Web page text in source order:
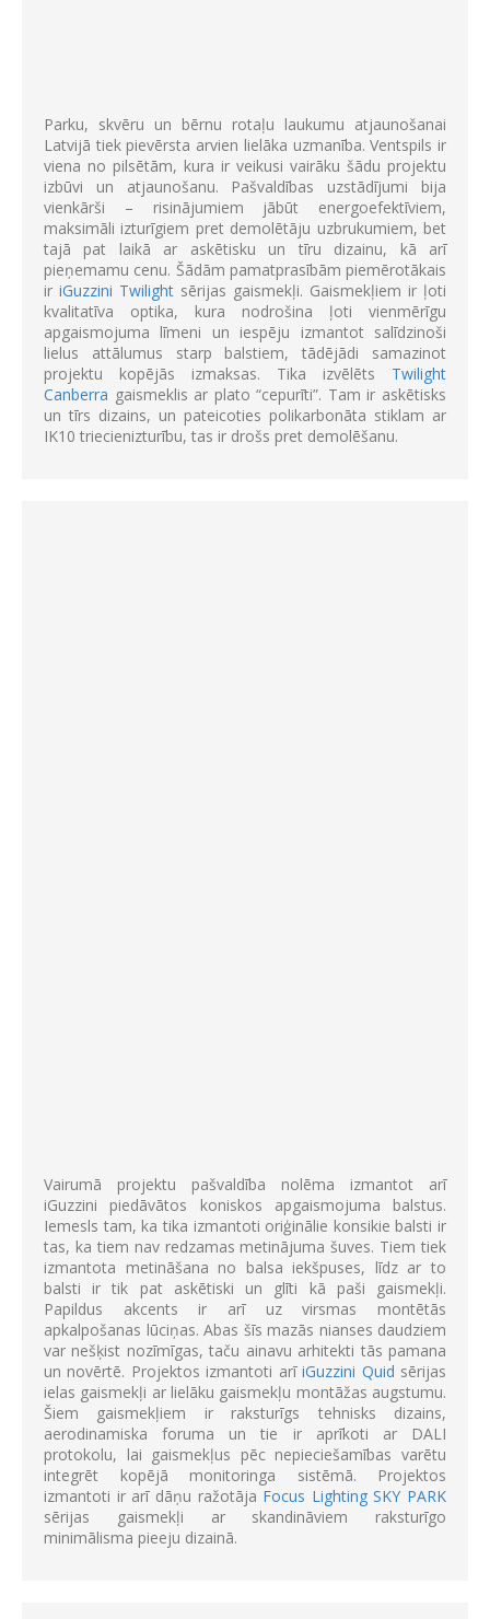
Parku, skvēru un bērnu rotaļu laukumu atjaunošanai
Latvijā tiek pievērsta arvien lielāka uzmanība. Ventspils ir
viena no pilsētām, kura ir veikusi vairāku šādu projektu
izbūvi un atjaunošanu. Pašvaldības uzstādījumi bija
vienkārši – risinājumiem jābūt energoefektīviem,
maksimāli izturīgiem pret demolētāju uzbrukumiem, bet
tajā pat laikā ar askētisku un tīru dizainu, kā arī
pieņemamu cenu. Šādām pamatprasībām piemērotākais
ir iGuzzini Twilight sērijas gaismekļi. Gaismekļiem ir ļoti
kvalitatīva optika, kura nodrošina ļoti vienmērīgu
apgaismojuma līmeni un iespēju izmantot salīdzinoši
lielus attālumus starp balstiem, tādējādi samazinot
projektu kopējās izmaksas. Tika izvēlēts Twilight
Canberra gaismeklis ar plato “cepurīti”. Tam ir askētisks
un tīrs dizains, un pateicoties polikarbonāta stiklam ar
IK10 triecienizturību, tas ir drošs pret demolēšanu.
Vairumā projektu pašvaldība nolēma izmantot arī
iGuzzini piedāvātos koniskos apgaismojuma balstus.
Iemesls tam, ka tika izmantoti oriģinālie konsikie balsti ir
tas, ka tiem nav redzamas metinājuma šuves. Tiem tiek
izmantota metināšana no balsa iekšpuses, līdz ar to
balsti ir tik pat askētiski un glīti kā paši gaismekļi.
Papildus akcents ir arī uz virsmas montētās
apkalpošanas lūciņas. Abas šīs mazās nianses daudziem
var nešķist nozīmīgas, taču ainavu arhitekti tās pamana
un novērtē. Projektos izmantoti arīiGuzzini Quid sērijas
ielas gaismekļi ar lielāku gaismekļu montāžas augstumu.
Šiem gaismekļiem ir raksturīgs tehnisks dizains,
aerodinamiska foruma un tie ir aprīkoti ar DALI
protokolu, lai gaismekļus pēc nepieciešamības varētu
integrēt kopējā monitoringa sistēmā. Projektos
izmantoti ir arī dāņu ražotāja Focus Lighting SKY PARK
sērijas gaismekļi ar skandināviem raksturīgo
minimālisma pieeju dizainā.